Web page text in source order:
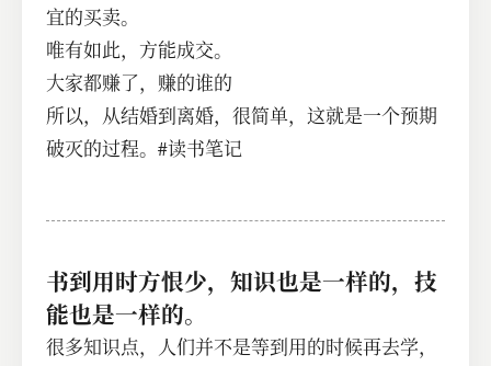
宜的买卖。
唯有如此，方能成交。
大家都赚了，赚的谁的
所以，从结婚到离婚，很简单，这就是一个预期
破灭的过程。#读书笔记
书到用时方恨少，知识也是一样的，技
能也是一样的。
很多知识点，人们并不是等到用的时候再去学，